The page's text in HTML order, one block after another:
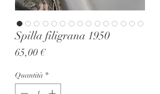
Spilla filigrana 1950
65,00 €Prezzo
Quantità *